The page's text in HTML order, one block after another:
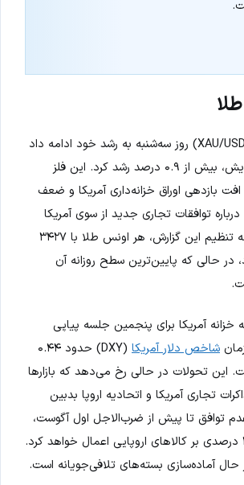
(XAU/USD) روز سه‌شنبه به رشد خود ادامه داد
و پس از دو روز افزایش، بیش از ۰.۹ درصد رشد کرد. این فلز
بازدهی اوراق خزانه‌داری آمریکا و ضعف
توافقات تجاری جدید از سوی آمریکا
تقویت شد. در لحظه تنظیم این گزارش، هر اونس طلا با ۳۴۲۷
در حالی که پایین‌ترین سطح روزانه آن
اوراق ۱۰ ساله خزانه آمریکا برای پنجمین جلسه پیاپی
شاخص دلار آمریکا
(DXY) حدود ۰.۴۴
این تحولات در حالی رخ می‌دهد که بازارها
تجاری آمریکا و اتحادیه اروپا بدبین
توافق تا پیش از ضرب‌الاجل اول آگوست،
کاخ سفید تعرفه ۳۰ درصدی بر کالاهای اروپایی اعمال خواهد کرد.
حال آماده‌سازی بسته‌های تلافی‌جویانه است.